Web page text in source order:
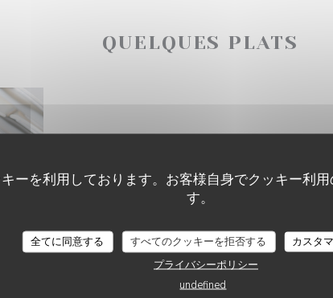
ーを利用しております。お客様自身でクッキー利
す。
全てに同意する すべてのクッキーを拒否する
カスタ
プライバシーポリシー
undefined
QUELQUES PLATS